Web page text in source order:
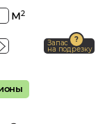
м2
Запас
на подрезку